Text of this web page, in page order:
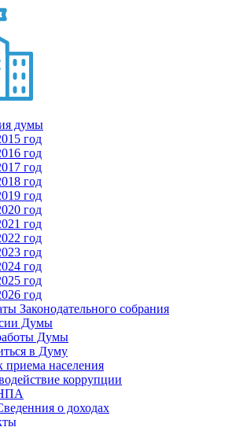
думы
год
год
год
год
год
год
год
год
год
год
год
год
Законодательного собрания
Думы
Думы
в Думу
приема населения
коррупции
о доходах